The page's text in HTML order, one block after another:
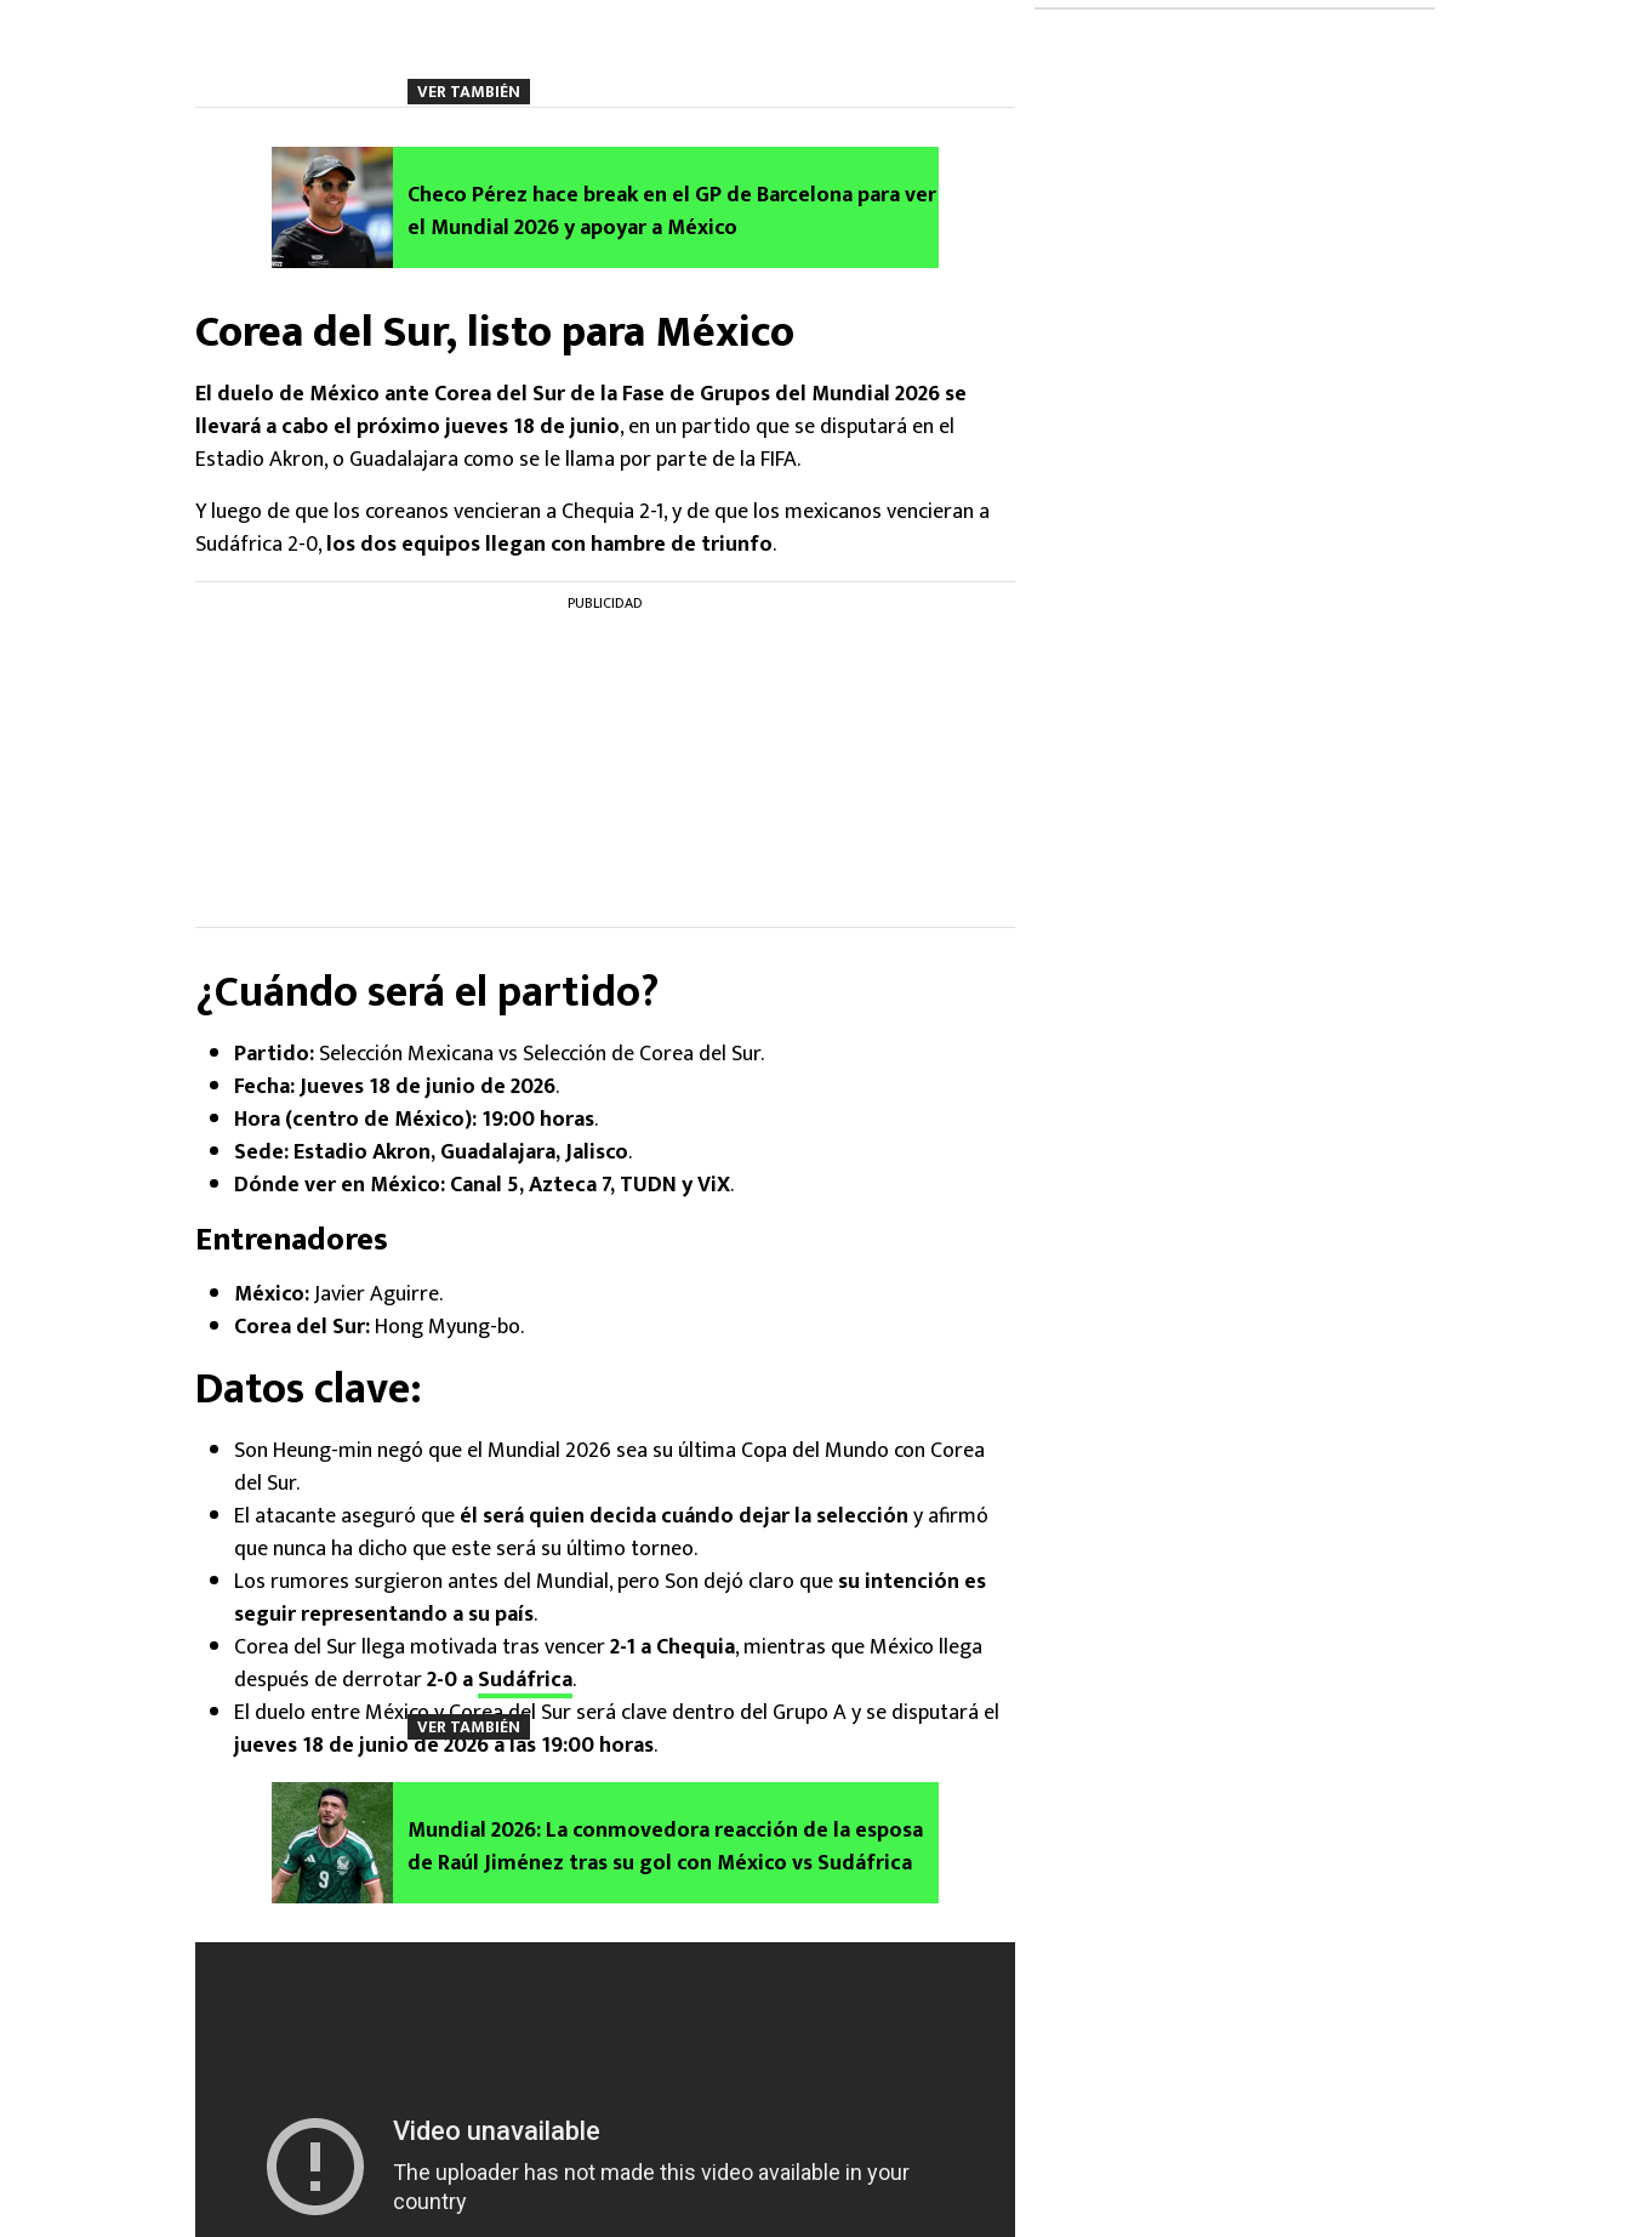
VER TAMBIÉN
Checo Pérez hace break en el GP de Barcelona para ver
el Mundial 2026 y apoyar a México
Corea del Sur, listo para México
El duelo de México ante Corea del Sur de la Fase de Grupos del Mundial 2026 se
llevará a cabo el próximo jueves 18 de junio, en un partido que se disputará en el
Estadio Akron, o Guadalajara como se le llama por parte de la FIFA.
Y luego de que los coreanos vencieran a Chequia 2-1, y de que los mexicanos vencieran a
Sudáfrica 2-0,los dos equipos llegan con hambre de triunfo.
PUBLICIDAD
¿Cuándo será el partido?
Partido:Selección Mexicana vs Selección de Corea del Sur.
Fecha:Jueves 18 de junio de 2026.
Hora (centro de México):19:00 horas.
Sede:Estadio Akron, Guadalajara, Jalisco.
Dónde ver en México:Canal 5, Azteca 7, TUDN y ViX.
Entrenadores
México:Javier Aguirre.
Corea del Sur:Hong Myung-bo.
Datos clave:
Son Heung-min negó que el Mundial 2026 sea su última Copa del Mundo con Corea
del Sur.
El atacante aseguró queél será quien decida cuándo dejar la seleccióny afirmó
que nunca ha dicho que este será su último torneo.
Los rumores surgieron antes del Mundial, pero Son dejó claro quesu intención es
seguir representando a su país.
Corea del Sur llega motivada tras vencer2-1 a Chequia, mientras que México llega
después de derrotar2-0 aSudáfrica.
El duelo entre México y Corea del Sur será clave dentro del Grupo A y se disputará el
jueves 18 de junio de 2026 a las 19:00 horas.
VER TAMBIÉN
Mundial 2026: La conmovedora reacción de la esposa
de Raúl Jiménez tras su gol con México vs Sudáfrica